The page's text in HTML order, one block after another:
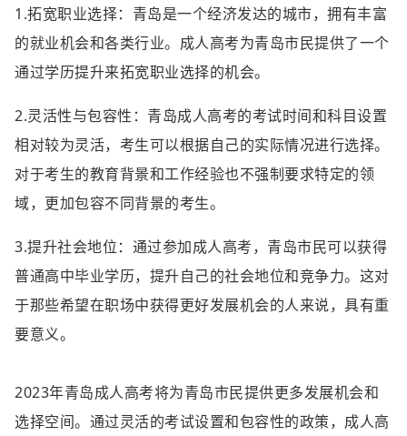
1.拓宽职业选择：青岛是一个经济发达的城市，拥有丰富
的就业机会和各类行业。成人高考为青岛市民提供了一个
通过学历提升来拓宽职业选择的机会。
2.灵活性与包容性：青岛成人高考的考试时间和科目设置
相对较为灵活，考生可以根据自己的实际情况进行选择。
对于考生的教育背景和工作经验也不强制要求特定的领
域，更加包容不同背景的考生。
3.提升社会地位：通过参加成人高考，青岛市民可以获得
普通高中毕业学历，提升自己的社会地位和竞争力。这对
于那些希望在职场中获得更好发展机会的人来说，具有重
要意义。
2023年青岛成人高考将为青岛市民提供更多发展机会和
选择空间。通过灵活的考试设置和包容性的政策，成人高